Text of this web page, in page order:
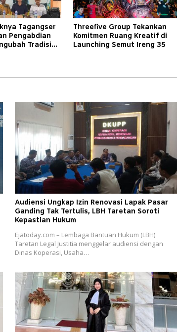
Tagangser
Pengabdian
Tradisi
Threefive Group Tekankan
Komitmen Ruang Kreatif di
Launching Semut Ireng 35
Audiensi Ungkap Izin Renovasi Lapak Pasar
Ganding Tak Tertulis, LBH Taretan Soroti
Kepastian Hukum
Ejatoday.com – Lembaga Bantuan Hukum (LBH)
Taretan Legal Justitia menggelar audiensi dengan
Dinas Koperasi, Usaha…